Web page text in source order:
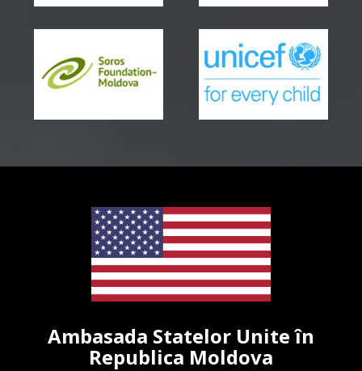
Ambasada Statelor Unite în
Republica Moldova